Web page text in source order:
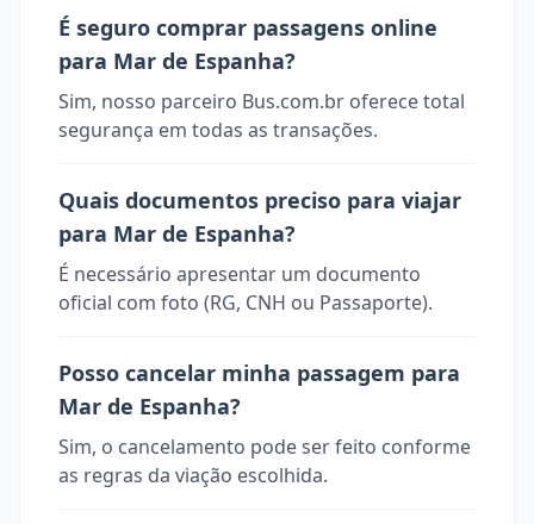
É seguro comprar passagens online
para Mar de Espanha?
Sim, nosso parceiro Bus.com.br oferece total
segurança em todas as transações.
Quais documentos preciso para viajar
para Mar de Espanha?
É necessário apresentar um documento
oficial com foto (RG, CNH ou Passaporte).
Posso cancelar minha passagem para
Mar de Espanha?
Sim, o cancelamento pode ser feito conforme
as regras da viação escolhida.